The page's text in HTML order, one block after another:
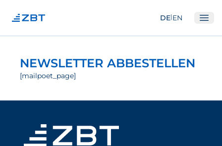
DE|EN
Über Uns
Gute Wissenschaftliche Praxis
Open Science und IP
NEWSLETTER ABBESTELLEN
[mailpoet_page]